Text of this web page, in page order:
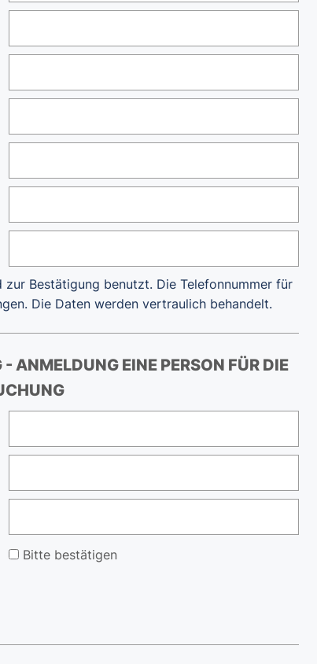
Bestätigung benutzt. Die Telefonnummer für
Die Daten werden vertraulich behandelt.
ANMELDUNG EINE PERSON FÜR DIE
Bitte bestätigen